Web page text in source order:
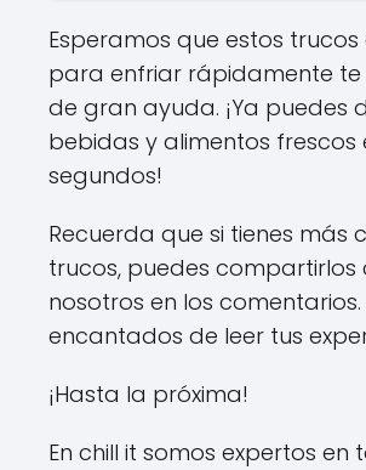
Esperamos que estos
para enfriar rápidamente te
de gran ayuda. ¡Ya puedes
bebidas y alimentos frescos
segundos!
Recuerda que si tienes más
trucos, puedes compartirlos
nosotros en los
encantados de leer tus
¡Hasta la próxima!
En chill it somos expertos en